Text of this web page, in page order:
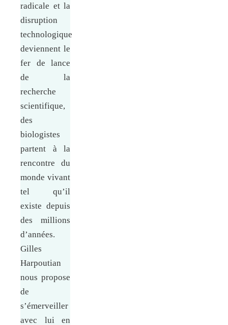
radicale et la
disruption
technologique
deviennent le
fer de lance
de la
recherche
scientifique,
des
biologistes
partent à la
rencontre du
monde vivant
tel qu’il
existe depuis
des millions
d’années.
Gilles
Harpoutian
nous propose
de
s’émerveiller
avec lui en